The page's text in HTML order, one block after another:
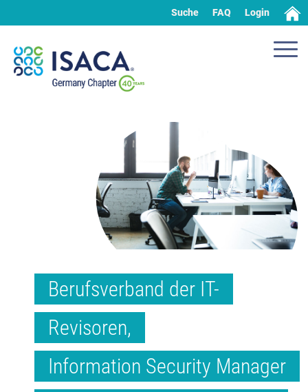
Suche FAQ Login
Berufsverband der IT-
Revisoren,
Information Security Manager